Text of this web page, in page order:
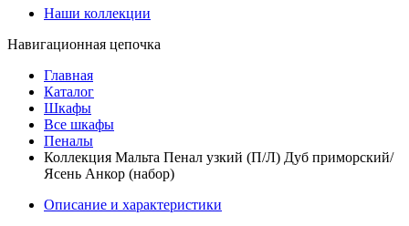
Наши коллекции
Навигационная цепочка
Главная
Каталог
Шкафы
Все шкафы
Пеналы
Коллекция Мальта Пенал узкий (П/Л) Дуб приморский/
Ясень Анкор (набор)
Описание и характеристики